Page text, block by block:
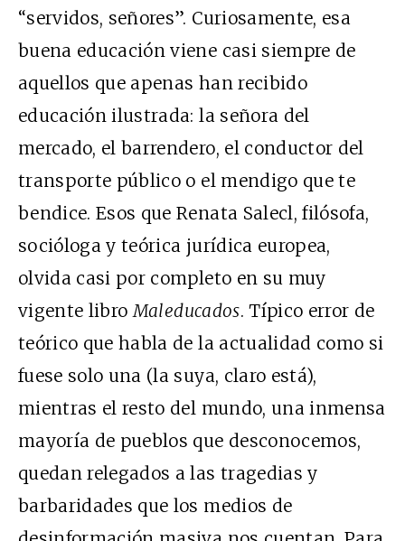
“servidos, señores”. Curiosamente, esa
buena educación viene casi siempre de
aquellos que apenas han recibido
educación ilustrada: la señora del
mercado, el barrendero, el conductor del
transporte público o el mendigo que te
bendice. Esos que Renata Salecl, filósofa,
socióloga y teórica jurídica europea,
olvida casi por completo en su muy
vigente libroMaleducados. Típico error de
teórico que habla de la actualidad como si
fuese solo una (la suya, claro está),
mientras el resto del mundo, una inmensa
mayoría de pueblos que desconocemos,
quedan relegados a las tragedias y
barbaridades que los medios de